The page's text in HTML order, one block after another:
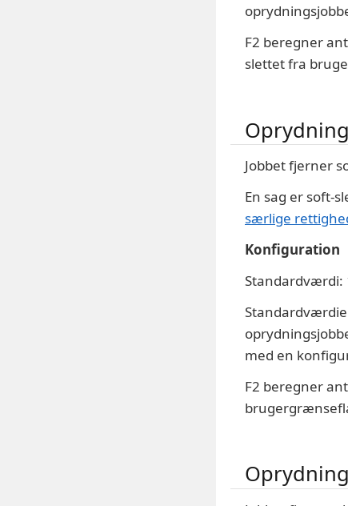
F2 beregner
slettet fra
Jobbet fjerner
En sag er soft-
særlige
Konfiguration
Standardværdi:
med en
F2 beregner